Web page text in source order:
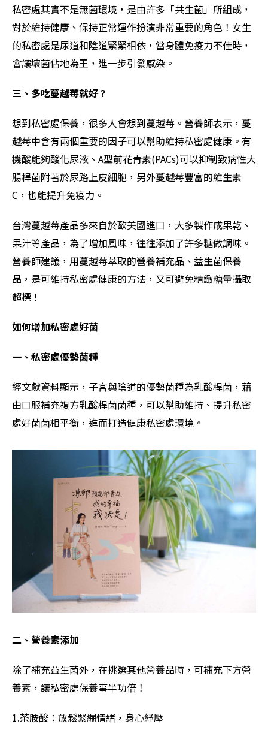
私密處其實不是無菌環境，是由許多「共生菌」所組成，
對於維持健康、保持正常運作扮演非常重要的角色！女生
的私密處是尿道和陰道緊緊相依，當身體免疫力不佳時，
會讓壞菌佔地為王，進一步引發感染。
三、多吃蔓越莓就好？
想到私密處保養，很多人會想到蔓越莓。營養師表示，蔓
越莓中含有兩個重要的因子可以幫助維持私密處健康。有
機酸能夠酸化尿液、A型前花青素(PACs)可以抑制致病性大
腸桿菌附著於尿路上皮細胞，另外蔓越莓豐富的維生素
C，也能提升免疫力。
台灣蔓越莓產品多來自於歐美國進口，大多製作成果乾、
果汁等產品，為了增加風味，往往添加了許多糖做調味。
營養師建議，用蔓越莓萃取的營養補充品、益生菌保養
品，是可維持私密處健康的方法，又可避免精緻糖量攝取
超標！
如何增加私密處好菌
一、私密處優勢菌種
經文獻資料顯示，子宮與陰道的優勢菌種為乳酸桿菌，藉
由口服補充複方乳酸桿菌菌種，可以幫助維持、提升私密
處好菌菌相平衡，進而打造健康私密處環境。
二、營養素添加
除了補充益生菌外，在挑選其他營養品時，可補充下方營
養素，讓私密處保養事半功倍！
1.茶胺酸：放鬆緊繃情緒，身心紓壓